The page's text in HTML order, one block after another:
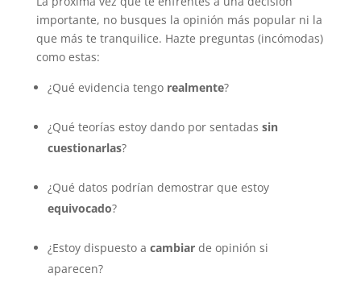
importante, no busques la opinión más popular ni la
que más te tranquilice. Hazte preguntas (incómodas)
como estas:
¿Qué evidencia tengo realmente?
¿Qué teorías estoy dando por sentadas sin
cuestionarlas?
¿Qué datos podrían demostrar que estoy
equivocado?
¿Estoy dispuesto a cambiar de opinión si
aparecen?